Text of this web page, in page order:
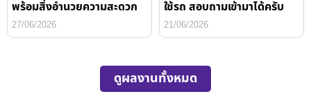
พร้อมสิ่งอำนวยความสะดวก
27/06/2026
ใช้รถ สอบถามเข้ามาได้ครับ
21/06/2026
ดูผลงานทั้งหมด